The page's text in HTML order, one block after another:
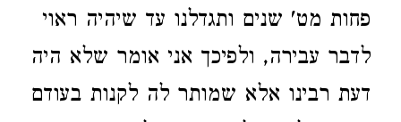
פחות מט' שנים ותגדלנו עד שיהיה ראוי
לדבר עבירה, ולפיכך אני אומר שלא היה
דעת רבינו אלא שמותר לה לקנות בעודם